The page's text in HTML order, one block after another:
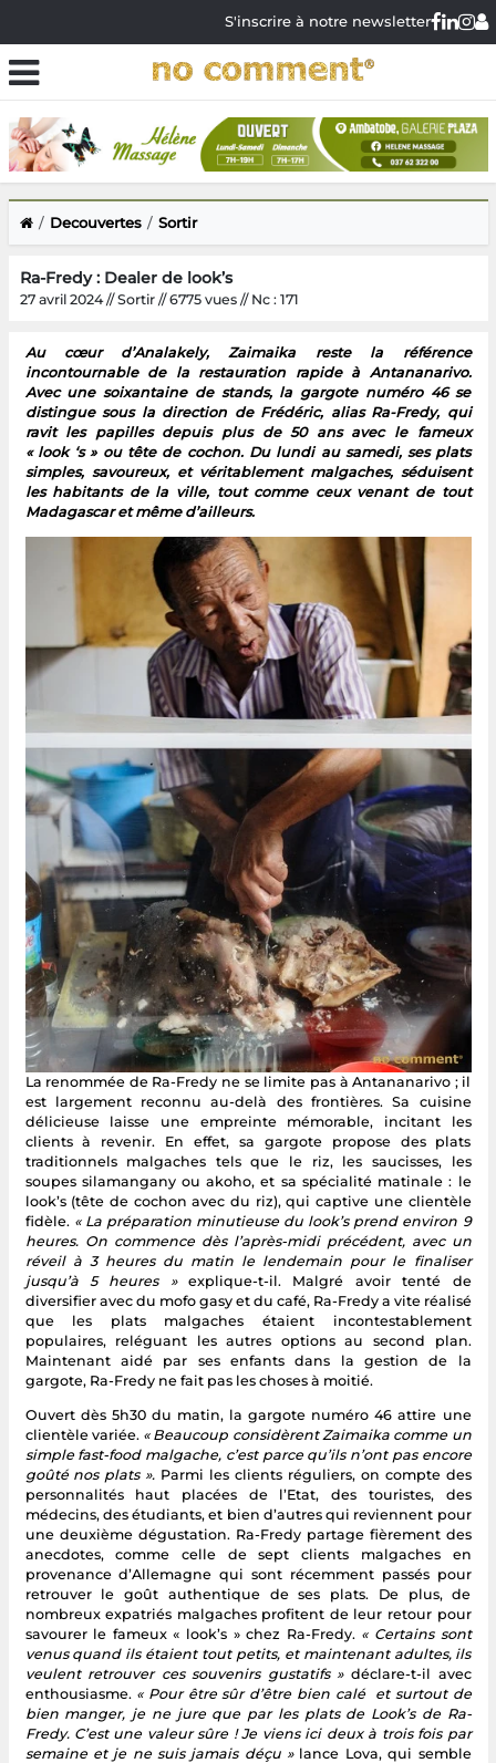
S'inscrire à notre newsletter
Decouvertes Sortir
Ra-Fredy : Dealer de look’s
27 avril 2024 // Sortir // 6775 vues // Nc : 171
Au cœur d’Analakely, Zaimaika reste la référence
incontournable de la restauration rapide à Antananarivo.
Avec une soixantaine de stands, la gargote numéro 46 se
distingue sous la direction de Frédéric, alias Ra-Fredy, qui
ravit les papilles depuis plus de 50 ans avec le fameux
« look ‘s » ou tête de cochon. Du lundi au samedi, ses plats
simples, savoureux, et véritablement malgaches, séduisent
les habitants de la ville, tout comme ceux venant de tout
Madagascar et même d’ailleurs.
La renommée de Ra-Fredy ne se limite pas à Antananarivo ; il
est largement reconnu au-delà des frontières. Sa cuisine
délicieuse laisse une empreinte mémorable, incitant les
clients à revenir. En effet, sa gargote propose des plats
traditionnels malgaches tels que le riz, les saucisses, les
soupes silamangany ou akoho, et sa spécialité matinale : le
look’s (tête de cochon avec du riz), qui captive une clientèle
fidèle. « La préparation minutieuse du look’s prend environ 9
heures. On commence dès l’après-midi précédent, avec un
réveil à 3 heures du matin le lendemain pour le finaliser
jusqu’à 5 heures »explique-t-il. Malgré avoir tenté de
diversifier avec du mofo gasy et du café, Ra-Fredy a vite réalisé
que les plats malgaches étaient incontestablement
populaires, reléguant les autres options au second plan.
Maintenant aidé par ses enfants dans la gestion de la
gargote, Ra-Fredy ne fait pas les choses à moitié.
Ouvert dès 5h30 du matin, la gargote numéro 46 attire une
clientèle variée. « Beaucoup considèrent Zaimaika comme un
simple fast-food malgache, c’est parce qu’ils n’ont pas encore
goûté nos plats ». Parmi les clients réguliers, on compte des
personnalités haut placées de l’Etat, des touristes, des
médecins, des étudiants, et bien d’autres qui reviennent pour
une deuxième dégustation. Ra-Fredy partage fièrement des
anecdotes, comme celle de sept clients malgaches en
provenance d’Allemagne qui sont récemment passés pour
retrouver le goût authentique de ses plats. De plus, de
nombreux expatriés malgaches profitent de leur retour pour
savourer le fameux « look’s » chez Ra-Fredy. « Certains sont
venus quand ils étaient tout petits, et maintenant adultes, ils
veulent retrouver ces souvenirs gustatifs »déclare-t-il avec
enthousiasme. « Pour être sûr d’être bien calé et surtout de
bien manger, je ne jure que par les plats de Look’s de Ra-
Fredy. C’est une valeur sûre ! Je viens ici deux à trois fois par
semaine et je ne suis jamais déçu »lance Lova, qui semble